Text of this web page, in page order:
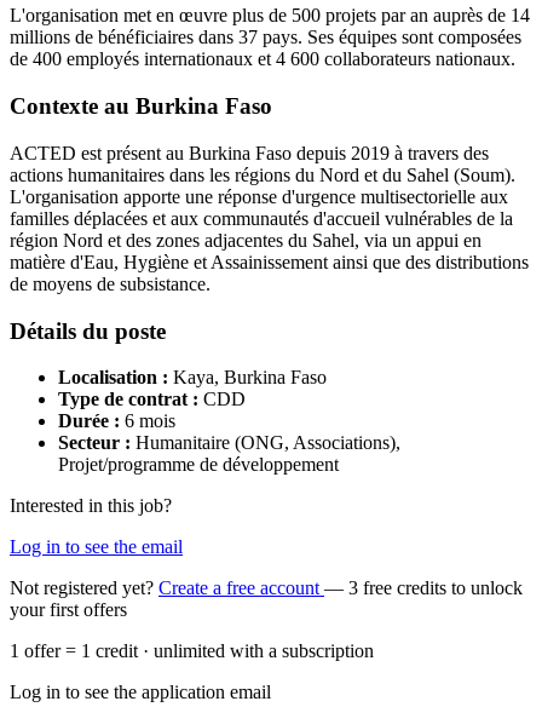
L'organisation met en œuvre plus de 500 projets par an auprès de 14
millions de bénéficiaires dans 37 pays. Ses équipes sont composées
de 400 employés internationaux et 4 600 collaborateurs nationaux.
Contexte au Burkina Faso
ACTED est présent au Burkina Faso depuis 2019 à travers des
actions humanitaires dans les régions du Nord et du Sahel (Soum).
L'organisation apporte une réponse d'urgence multisectorielle aux
familles déplacées et aux communautés d'accueil vulnérables de la
région Nord et des zones adjacentes du Sahel, via un appui en
matière d'Eau, Hygiène et Assainissement ainsi que des distributions
de moyens de subsistance.
Détails du poste
Localisation : Kaya, Burkina Faso
Type de contrat : CDD
Durée : 6 mois
Secteur : Humanitaire (ONG, Associations),
Projet/programme de développement
Interested in this job?
Log in to see the email
Not registered yet? Create a free account — 3 free credits to unlock
your first offers
1 offer = 1 credit · unlimited with a subscription
Log in to see the application email